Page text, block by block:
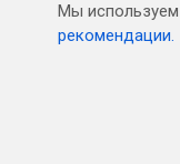
Мы используем
рекомендации.